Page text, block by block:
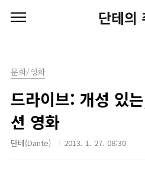
단테의
문화/영화
드라이브: 개성 있
션 영화
단테(Dante) 2013. 1. 27. 08:30